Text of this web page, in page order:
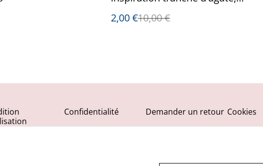
2,00 €10,00 €
Confidentialité Demander un retour Cookies